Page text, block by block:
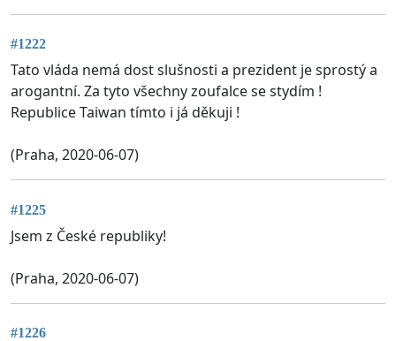
#1222
Tato vláda nemá dost slušnosti a prezident je sprostý a
arogantní. Za tyto všechny zoufalce se stydím !
Republice Taiwan tímto i já děkuji !
(Praha, 2020-06-07)
#1225
Jsem z České republiky!
(Praha, 2020-06-07)
#1226